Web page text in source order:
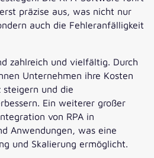
präzise aus, was nicht nur
auch die Fehleranfälligkeit
zahlreich und vielfältig. Durch
Unternehmen ihre Kosten
steigern und die
Ein weiterer großer
von RPA in
Anwendungen, was eine
und Skalierung ermöglicht.